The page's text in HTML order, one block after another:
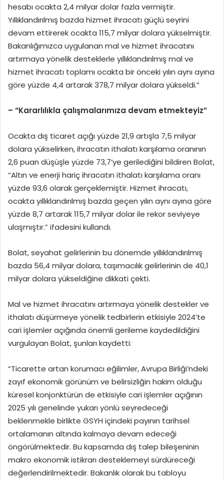
hesabı ocakta 2,4 milyar dolar fazla vermiştir.
Yıllıklandırılmış bazda hizmet ihracatı güçlü seyrini
devam ettirerek ocakta 115,7 milyar dolara yükselmiştir.
Bakanlığımızca uygulanan mal ve hizmet ihracatını
artırmaya yönelik desteklerle yıllıklandırılmış mal ve
hizmet ihracatı toplamı ocakta bir önceki yılın aynı ayına
göre yüzde 4,4 artarak 378,7 milyar dolara yükseldi.”
– “Kararlılıkla çalışmalarımıza devam etmekteyiz”
Ocakta dış ticaret açığı yüzde 21,9 artışla 7,5 milyar
dolara yükselirken, ihracatın ithalatı karşılama oranının
2,6 puan düşüşle yüzde 73,7’ye gerilediğini bildiren Bolat,
“Altın ve enerji hariç ihracatın ithalatı karşılama oranı
yüzde 93,6 olarak gerçeklemiştir. Hizmet ihracatı,
ocakta yıllıklandırılmış bazda geçen yılın aynı ayına göre
yüzde 8,7 artarak 115,7 milyar dolar ile rekor seviyeye
ulaşmıştır.” ifadesini kullandı.
Bolat, seyahat gelirlerinin bu dönemde yıllıklandırılmış
bazda 56,4 milyar dolara, taşımacılık gelirlerinin de 40,1
milyar dolara yükseldiğine dikkati çekti.
Mal ve hizmet ihracatını artırmaya yönelik destekler ve
ithalatı düşürmeye yönelik tedbirlerin etkisiyle 2024’te
cari işlemler açığında önemli gerileme kaydedildiğini
vurgulayan Bolat, şunları kaydetti:
“Ticarette artan korumacı eğilimler, Avrupa Birliği’ndeki
zayıf ekonomik görünüm ve belirsizliğin hakim olduğu
küresel konjonktürün de etkisiyle cari işlemler açığının
2025 yılı genelinde yukarı yönlü seyredeceği
beklenmekle birlikte GSYH içindeki payının tarihsel
ortalamanın altında kalmaya devam edeceği
öngörülmektedir. Bu kapsamda dış talep bileşeninin
makro ekonomik istikrarı desteklemeyi sürdüreceği
değerlendirilmektedir. Bakanlık olarak bu tabloyu